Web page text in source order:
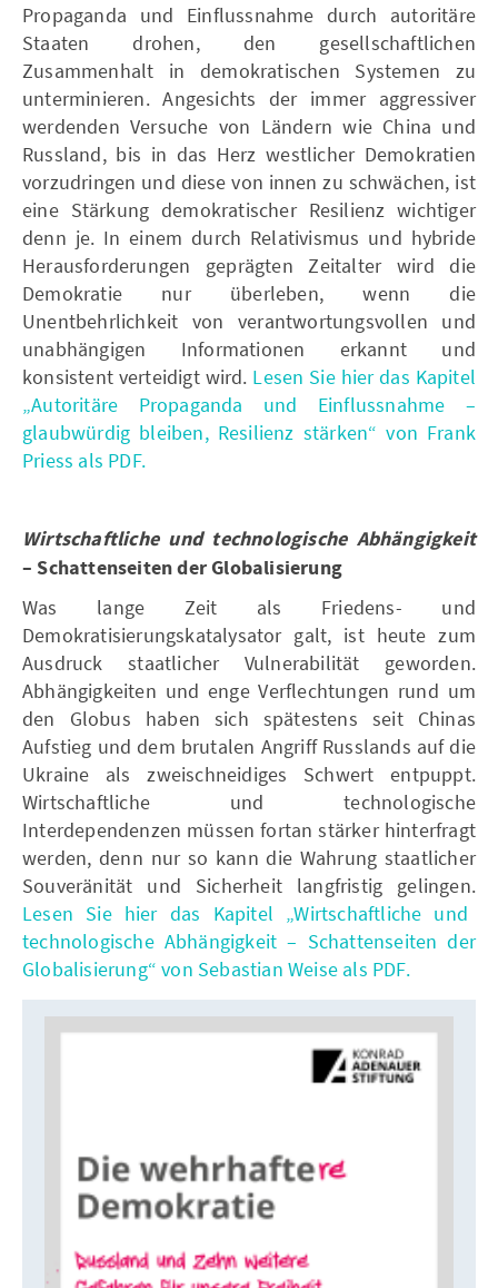
Propaganda und Einflussnahme durch autoritäre
Staaten drohen, den gesellschaftlichen
Zusammenhalt in demokratischen Systemen zu
unterminieren. Angesichts der immer aggressiver
werdenden Versuche von Ländern wie China und
Russland, bis in das Herz westlicher Demokratien
vorzudringen und diese von innen zu schwächen, ist
eine Stärkung demokratischer Resilienz wichtiger
denn je. In einem durch Relativismus und hybride
Herausforderungen geprägten Zeitalter wird die
Demokratie nur überleben, wenn die
Unentbehrlichkeit von verantwortungsvollen und
unabhängigen Informationen erkannt und
konsistent verteidigt wird. Lesen Sie hier das Kapitel
„Autoritäre Propaganda und Einflussnahme –
glaubwürdig bleiben, Resilienz stärken“ von Frank
Priess als PDF.
Wirtschaftliche und technologische Abhängigkeit
– Schattenseiten der Globalisierung
Was lange Zeit als Friedens- und
Demokratisierungskatalysator galt, ist heute zum
Ausdruck staatlicher Vulnerabilität geworden.
Abhängigkeiten und enge Verflechtungen rund um
den Globus haben sich spätestens seit Chinas
Aufstieg und dem brutalen Angriff Russlands auf die
Ukraine als zweischneidiges Schwert entpuppt.
Wirtschaftliche und technologische
Interdependenzen müssen fortan stärker hinterfragt
werden, denn nur so kann die Wahrung staatlicher
Souveränität und Sicherheit langfristig gelingen.
Lesen Sie hier das Kapitel „Wirtschaftliche und
technologische Abhängigkeit – Schattenseiten der
Globalisierung“ von Sebastian Weise als PDF.